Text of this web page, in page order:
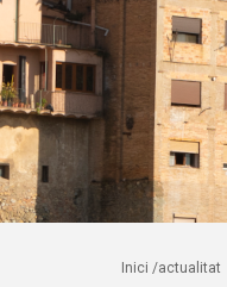
Inici /actualitat